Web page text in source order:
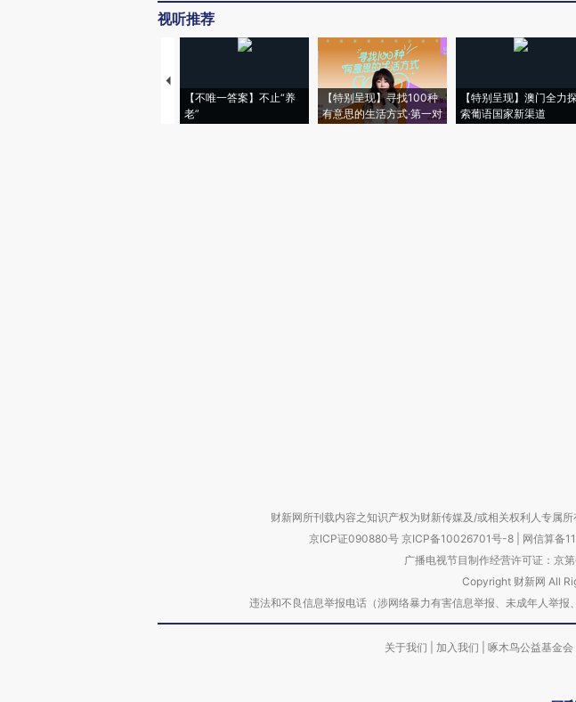
视听推荐
【不唯一答案】不止“养
老”
【特别呈现】寻找100种
有意思的生活方式·第一对
【特别呈现】澳门全力
索葡语国家新渠道
财新网所刊载内容之知识产权为财新传媒及/或相关权利人专属
京ICP证090880号 京ICP备10026701号-8 网信算备
广播电视节目制作经营许可证：京
Copyright 财新网 All
违法和不良信息举报电话（涉网络暴力有害信息举报、未成年人
关于我们 加入我们 啄木鸟公益基金会